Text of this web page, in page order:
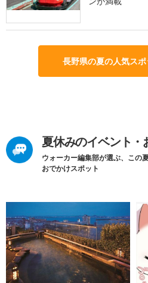
長野県の夏の人気ス
夏休みのイベント
ウォーカー編集部が選ぶ、この
おでかけスポット